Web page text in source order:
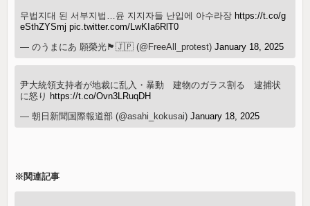
무법지대 된 서부지법…윤 지지자들 난입에 아수라장 https://t.co/g
eSthZYSmj pic.twitter.com/LwKIa6RlT0
— のうまにあ 願榮光🏴🇯🇵 (@FreeAll_protest)January 18, 2025
尹大統領支持者が地裁に乱入・暴動 建物のガラス割る 逮捕状
に怒り https://t.co/Ovn3LRuqDH
— 朝日新聞国際報道部 (@asahi_kokusai)January 18, 2025
※関連記事